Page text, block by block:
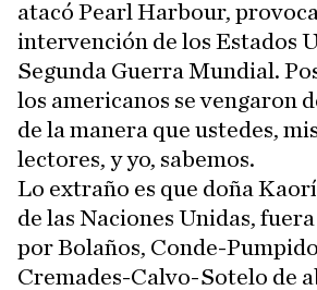
atacó Pearl Harbour,
intervención de los Estados
Segunda Guerra Mundial.
los americanos se vengaron
de la manera que ustedes,
lectores, y yo, sabemos.
Lo extraño es que doña
de las Naciones Unidas,
por Bolaños, Conde-
Cremades-Calvo-Sotelo de